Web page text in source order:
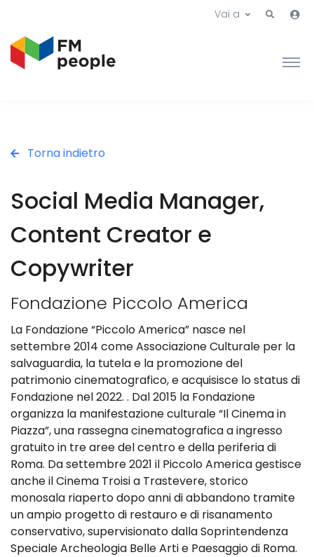
Vai a
Torna indietro
Social Media Manager,
Content Creator e
Copywriter
Fondazione Piccolo America
La Fondazione “Piccolo America” nasce nel
settembre 2014 come Associazione Culturale per la
salvaguardia, la tutela e la promozione del
patrimonio cinematografico, e acquisisce lo status di
Fondazione nel 2022. . Dal 2015 la Fondazione
organizza la manifestazione culturale “Il Cinema in
Piazza”, una rassegna cinematografica a ingresso
gratuito in tre aree del centro e della periferia di
Roma. Da settembre 2021 il Piccolo America gestisce
anche il Cinema Troisi a Trastevere, storico
monosala riaperto dopo anni di abbandono tramite
un ampio progetto di restauro e di risanamento
conservativo, supervisionato dalla Soprintendenza
Speciale Archeologia Belle Arti e Paesaggio di Roma.